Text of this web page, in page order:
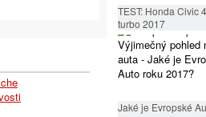
TEST: Honda Civic
turbo 2017
Jaké je Evropské